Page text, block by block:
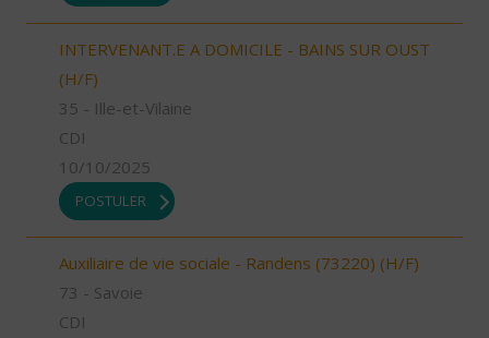
INTERVENANT.E A DOMICILE - BAINS SUR OUST
(H/F)
35 - Ille-et-Vilaine
CDI
10/10/2025
POSTULER
Auxiliaire de vie sociale - Randens (73220) (H/F)
73 - Savoie
CDI